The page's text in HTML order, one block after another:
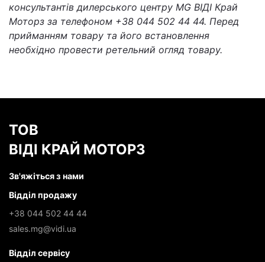
консультантів дилерського центру MG ВІДІ Край
Моторз за телефоном +38 044 502 44 44. Перед
прийманням товару та його встановлення
необхідно провести ретельний огляд товару.
ТОВ
ВІДІ КРАЙ МОТОРЗ
Зв'яжіться з нами
Відділ продажу
+38 044 502 44 44
sales.mg@vidi.ua
Відділ сервісу